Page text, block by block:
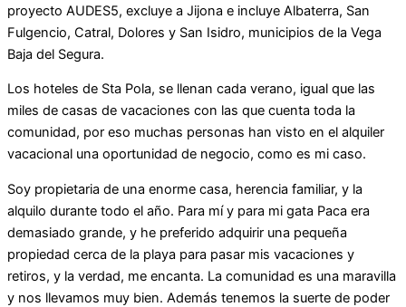
proyecto AUDES5, excluye a Jijona e incluye Albaterra, San
Fulgencio, Catral, Dolores y San Isidro, municipios de la Vega
Baja del Segura.
Los hoteles de Sta Pola, se llenan cada verano, igual que las
miles de casas de vacaciones con las que cuenta toda la
comunidad, por eso muchas personas han visto en el alquiler
vacacional una oportunidad de negocio, como es mi caso.
Soy propietaria de una enorme casa, herencia familiar, y la
alquilo durante todo el año. Para mí y para mi gata Paca era
demasiado grande, y he preferido adquirir una pequeña
propiedad cerca de la playa para pasar mis vacaciones y
retiros, y la verdad, me encanta. La comunidad es una maravilla
y nos llevamos muy bien. Además tenemos la suerte de poder